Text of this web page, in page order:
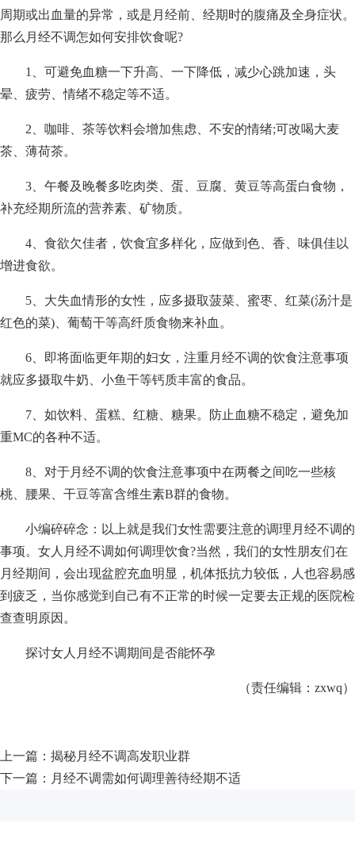
周期或出血量的异常，或是月经前、经期时的腹痛及全身症状。
那么月经不调怎如何安排饮食呢?
1、可避免血糖一下升高、一下降低，减少心跳加速，头
晕、疲劳、情绪不稳定等不适。
2、咖啡、茶等饮料会增加焦虑、不安的情绪;可改喝大麦
茶、薄荷茶。
3、午餐及晚餐多吃肉类、蛋、豆腐、黄豆等高蛋白食物，
补充经期所流的营养素、矿物质。
4、食欲欠佳者，饮食宜多样化，应做到色、香、味俱佳以
增进食欲。
5、大失血情形的女性，应多摄取菠菜、蜜枣、红菜(汤汁是
红色的菜)、葡萄干等高纤质食物来补血。
6、即将面临更年期的妇女，注重月经不调的饮食注意事项
就应多摄取牛奶、小鱼干等钙质丰富的食品。
7、如饮料、蛋糕、红糖、糖果。防止血糖不稳定，避免加
重MC的各种不适。
8、对于月经不调的饮食注意事项中在两餐之间吃一些核
桃、腰果、干豆等富含维生素B群的食物。
小编碎碎念：以上就是我们女性需要注意的调理月经不调的
事项。女人月经不调如何调理饮食?当然，我们的女性朋友们在
月经期间，会出现盆腔充血明显，机体抵抗力较低，人也容易感
到疲乏，当你感觉到自己有不正常的时候一定要去正规的医院检
查查明原因。
探讨女人月经不调期间是否能怀孕
（责任编辑：zxwq）
上一篇： 揭秘月经不调高发职业群
下一篇： 月经不调需如何调理善待经期不适